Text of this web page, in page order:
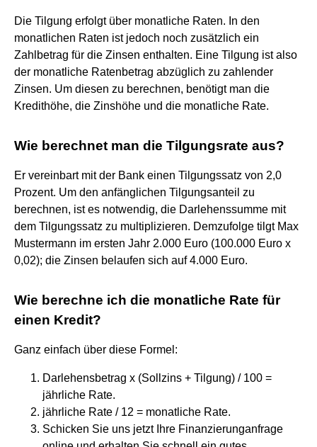
Die Tilgung erfolgt über monatliche Raten. In den
monatlichen Raten ist jedoch noch zusätzlich ein
Zahlbetrag für die Zinsen enthalten. Eine Tilgung ist also
der monatliche Ratenbetrag abzüglich zu zahlender
Zinsen. Um diesen zu berechnen, benötigt man die
Kredithöhe, die Zinshöhe und die monatliche Rate.
Wie berechnet man die Tilgungsrate aus?
Er vereinbart mit der Bank einen Tilgungssatz von 2,0
Prozent. Um den anfänglichen Tilgungsanteil zu
berechnen, ist es notwendig, die Darlehenssumme mit
dem Tilgungssatz zu multiplizieren. Demzufolge tilgt Max
Mustermann im ersten Jahr 2.000 Euro (100.000 Euro x
0,02); die Zinsen belaufen sich auf 4.000 Euro.
Wie berechne ich die monatliche Rate für
einen Kredit?
Ganz einfach über diese Formel:
Darlehensbetrag x (Sollzins + Tilgung) / 100 =
jährliche Rate.
jährliche Rate / 12 = monatliche Rate.
Schicken Sie uns jetzt Ihre Finanzierunganfrage